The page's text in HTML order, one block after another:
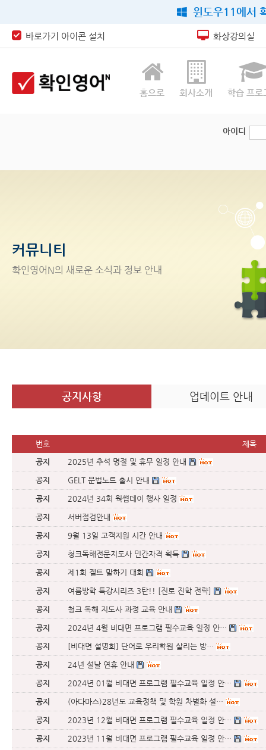
윈도우11에서
바로가기 아이콘 설치 화상강의실
홈으로 회사소개 학습 프로
아이디
커뮤니티
확인영어 N의 새로운 소식과 정보 안내
공지사항 업데이트 안내
번호
제목
공지
2025년 추석 명절 및 휴무 일정 안내
공지 GELT 문법노트 출시 안내
공지 2024년 34회 웍썸데이 행사 일정
공지 서버점검안내
공지 9월 13일 고객지원 시간 안내
공지 청크독해전문지도사 민간자격 획득
공지 제1회 겔트 말하기 대회
공지 여름방학 특강시리즈 3탄!! [진로 진학 전략]
공지 청크 독해 지도사 과정 교육 안내
공지 2024년 4월 비대면 프로그램 필수교육 일정 안…
공지 [비대면 설명회] 단어로 우리학원 살리는 방…
공지 24년 설날 연휴 안내
공지 2024년 01월 비대면 프로그램 필수교육 일정 안…
공지 (아다마스)28년도 교육정책 및 학원 차별화 설…
공지 2023년 12월 비대면 프로그램 필수교육 일정 안…
공지 2023년 11월 비대면 프로그램 필수교육 일정 안…